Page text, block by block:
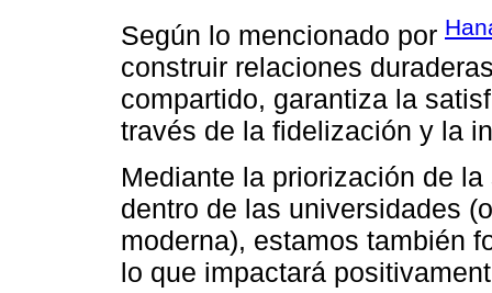
Según lo mencionado por
construir relaciones
compartido, garantiza la
través de la fidelización y la
Mediante la priorización de
dentro de las universidades
moderna), estamos también
lo que impactará